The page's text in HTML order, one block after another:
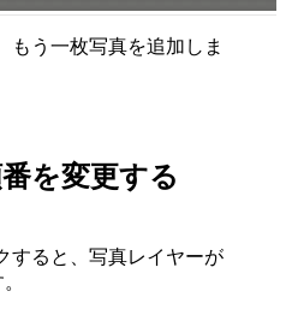
もう一枚写真を追加しま
を変更する
すると、写真レイヤーが